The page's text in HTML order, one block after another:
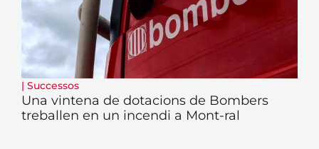
| Successos
Una vintena de dotacions de Bombers
treballen en un incendi a Mont-ral